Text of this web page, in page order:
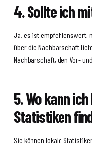
4. Sollte ich
Ja, es ist empfehlenswert,
über die Nachbarschaft
Nachbarschaft, den Vor-
5. Wo kann
Statistiken
Sie können lokale